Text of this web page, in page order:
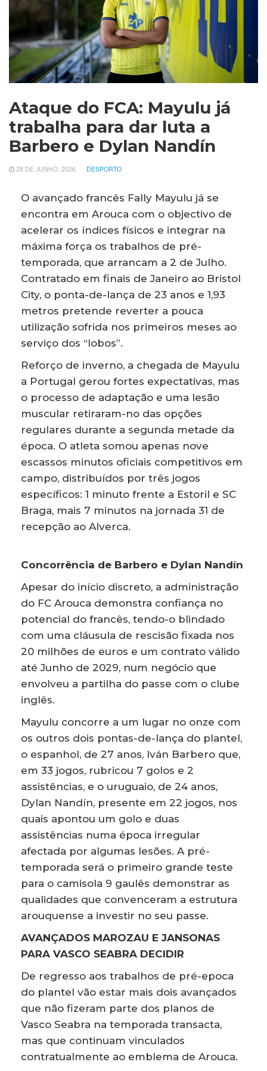
Ataque do FCA: Mayulu já
trabalha para dar luta a
Barbero e Dylan Nandín
28 DE JUNHO, 2026 DESPORTO
O avançado francês Fally Mayulu já se
encontra em Arouca com o objectivo de
acelerar os índices físicos e integrar na
máxima força os trabalhos de pré-
temporada, que arrancam a 2 de Julho.
Contratado em finais de Janeiro ao Bristol
City, o ponta-de-lança de 23 anos e 1,93
metros pretende reverter a pouca
utilização sofrida nos primeiros meses ao
serviço dos “lobos”.
Reforço de inverno, a chegada de Mayulu
a Portugal gerou fortes expectativas, mas
o processo de adaptação e uma lesão
muscular retiraram-no das opções
regulares durante a segunda metade da
época. O atleta somou apenas nove
escassos minutos oficiais competitivos em
campo, distribuídos por três jogos
específicos: 1 minuto frente a Estoril e SC
Braga, mais 7 minutos na jornada 31 de
recepção ao Alverca.
Concorrência de Barbero e Dylan Nandín
Apesar do início discreto, a administração
do FC Arouca demonstra confiança no
potencial do francês, tendo-o blindado
com uma cláusula de rescisão fixada nos
20 milhões de euros e um contrato válido
até Junho de 2029, num negócio que
envolveu a partilha do passe com o clube
inglês.
Mayulu concorre a um lugar no onze com
os outros dois pontas-de-lança do plantel,
o espanhol, de 27 anos, Iván Barbero que,
em 33 jogos, rubricou 7 golos e 2
assistências, e o uruguaio, de 24 anos,
Dylan Nandín, presente em 22 jogos, nos
quais apontou um golo e duas
assistências numa época irregular
afectada por algumas lesões. A pré-
temporada será o primeiro grande teste
para o camisola 9 gaulês demonstrar as
qualidades que convenceram a estrutura
arouquense a investir no seu passe.
AVANÇADOS MAROZAU E JANSONAS
PARA VASCO SEABRA DECIDIR
De regresso aos trabalhos de pré-epoca
do plantel vão estar mais dois avançados
que não fizeram parte dos planos de
Vasco Seabra na temporada transacta,
mas que continuam vinculados
contratualmente ao emblema de Arouca.